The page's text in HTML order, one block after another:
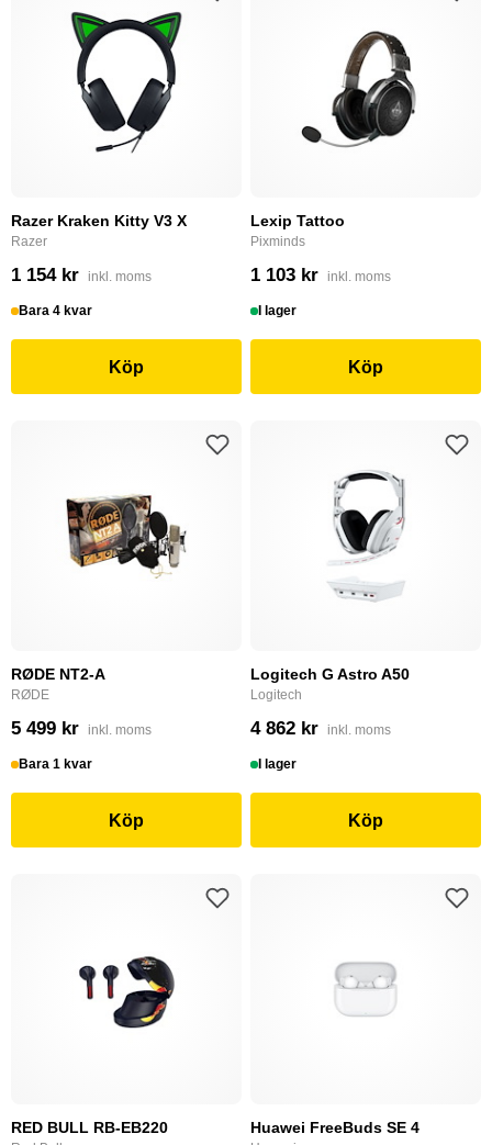
Razer Kraken Kitty V3 X
Razer
1 154 kr inkl. moms
Bara 4 kvar
Köp
Lexip Tattoo
Pixminds
1 103 kr inkl. moms
I lager
Köp
RØDE NT2-A
RØDE
5 499 kr inkl. moms
Bara 1 kvar
Köp
Logitech G Astro A50
Logitech
4 862 kr inkl. moms
I lager
Köp
RED BULL RB-EB220 Huawei FreeBuds SE 4